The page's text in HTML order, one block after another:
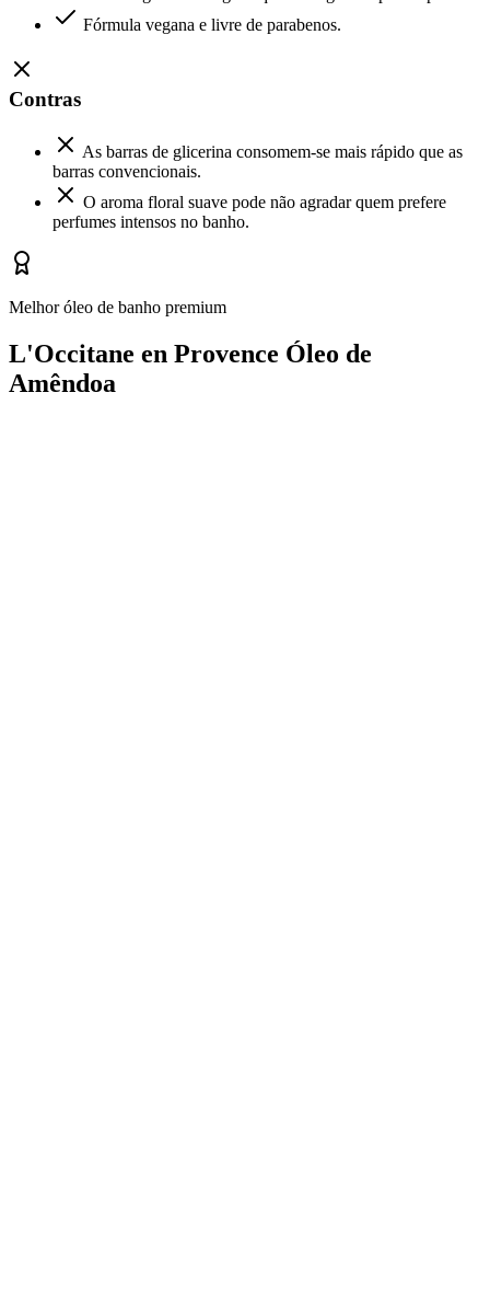
Fórmula vegana e livre de parabenos.
Contras
As barras de glicerina consomem-se mais rápido que as
barras convencionais.
O aroma floral suave pode não agradar quem prefere
perfumes intensos no banho.
Melhor óleo de banho premium
L'Occitane en Provence Óleo de
Amêndoa